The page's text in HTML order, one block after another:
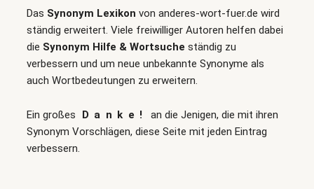
Das Synonym Lexikon von anderes-wort-fuer.de wird
ständig erweitert. Viele freiwilliger Autoren helfen dabei
die Synonym Hilfe & Wortsuche ständig zu
verbessern und um neue unbekannte Synonyme als
auch Wortbedeutungen zu erweitern.
Ein großes Danke!
an die Jenigen, die mit ihren
Synonym Vorschlägen, diese Seite mit jeden Eintrag
verbessern.